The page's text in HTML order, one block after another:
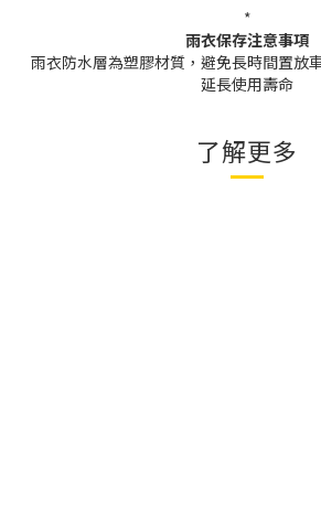
*
雨衣保存注意事項
雨衣防水層為塑膠材質，避免長時間置放
延長使用壽命
了解更多